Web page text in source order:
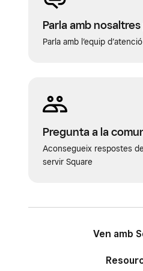
Parla amb
Parla amb l’equip
Pregunta a la
Aconsegueix respostes
servir Square
Ven amb